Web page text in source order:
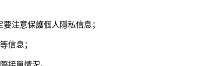
注意保護個人隱私信息；
信息；